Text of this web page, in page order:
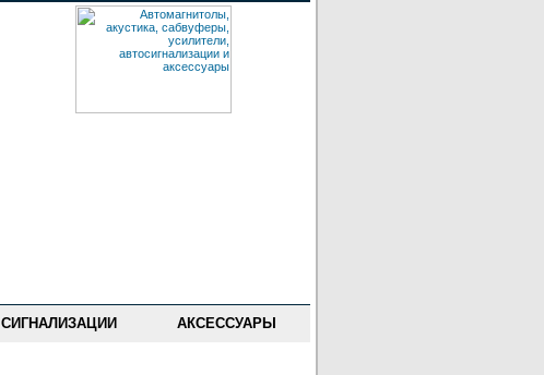
СИГНАЛИЗАЦИИ АКСЕССУАРЫ